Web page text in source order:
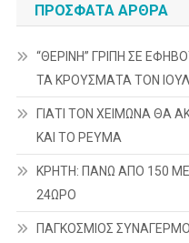
ΠΡΌΣΦΑΤΑ ΆΡΘΡΑ
“ΘΕΡΙΝΗ” ΓΡΙΠΗ ΣΕ
ΤΑ ΚΡΟΥΣΜΑΤΑ ΤΟΝ
ΓΙΑΤΙ ΤΟΝ ΧΕΙΜΩΝΑ ΘΑ
ΚΑΙ ΤΟ ΡΕΥΜΑ
ΚΡΗΤΗ: ΠΑΝΩ ΑΠΟ 150
24ΩΡΟ
ΠΑΓΚΟΣΜΙΟΣ